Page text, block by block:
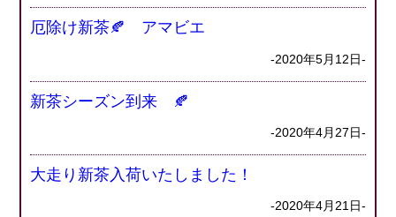
厄除け新茶🍂 アマビエ
-2020年5月12日-
新茶シーズン到来 🍂
-2020年4月27日-
大走り新茶入荷いたしました！
-2020年4月21日-